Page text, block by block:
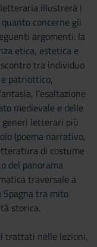
illustrerà i
concerne gli
argomenti: la
etica, estetica e
tra individuo
patriottico,
l’esaltazione
medievale e delle
letterari più
(poema narrativo,
di costume
del panorama
traversale a
Spagna tra mito
storica.
trattati nelle lezioni,